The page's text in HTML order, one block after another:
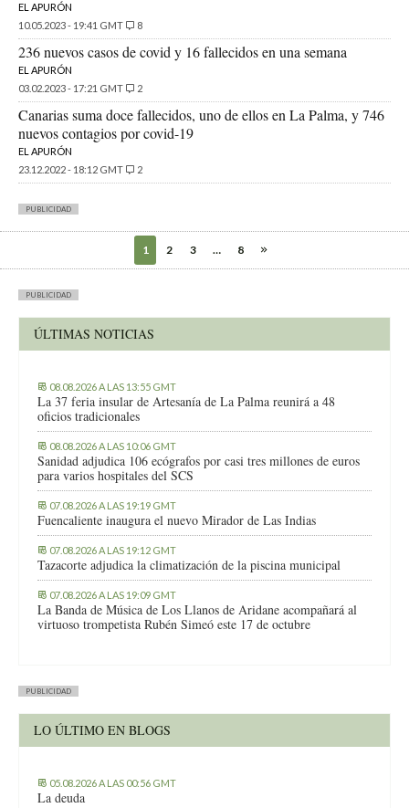
EL APURÓN
10.05.2023 - 19:41 GMT
8
236 nuevos casos de covid y 16 fallecidos en una semana
EL APURÓN
03.02.2023 - 17:21 GMT
2
Canarias suma doce fallecidos, uno de ellos en La Palma, y 746
nuevos contagios por covid-19
EL APURÓN
23.12.2022 - 18:12 GMT
2
PUBLICIDAD
1 2 3 … 8
PUBLICIDAD
ÚLTIMAS NOTICIAS
08.08.2026 A LAS 13:55 GMT
La 37 feria insular de Artesanía de La Palma reunirá a 48
oficios tradicionales
08.08.2026 A LAS 10:06 GMT
Sanidad adjudica 106 ecógrafos por casi tres millones de euros
para varios hospitales del SCS
07.08.2026 A LAS 19:19 GMT
Fuencaliente inaugura el nuevo Mirador de Las Indias
07.08.2026 A LAS 19:12 GMT
Tazacorte adjudica la climatización de la piscina municipal
07.08.2026 A LAS 19:09 GMT
La Banda de Música de Los Llanos de Aridane acompañará al
virtuoso trompetista Rubén Simeó este 17 de octubre
PUBLICIDAD
LO ÚLTIMO EN BLOGS
05.08.2026 A LAS 00:56 GMT
La deuda